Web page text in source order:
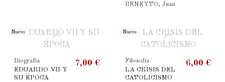
BENEYTO, Juan
Nuevo
Biografía
EDUARDO VII Y
SU ÉPOCA
7,00 €
Nuevo
Filosofía
LA CRISIS DEL
CATOLICISMO
6,00 €